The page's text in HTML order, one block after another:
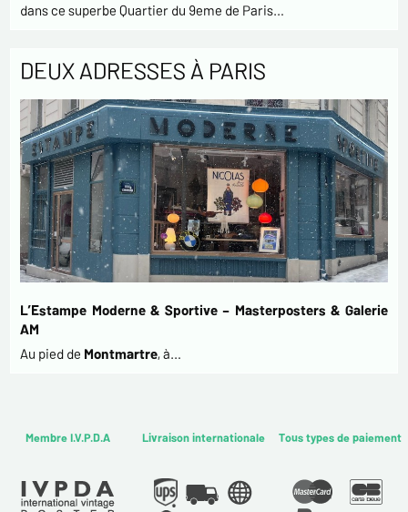
dans ce superbe Quartier du 9eme de Paris…
DEUX ADRESSES À PARIS
L’Estampe Moderne & Sportive – Masterposters & Galerie
AM
Au pied de Montmartre, à…
Membre I.V.P.D.A Livraison internationale Tous types de paiement